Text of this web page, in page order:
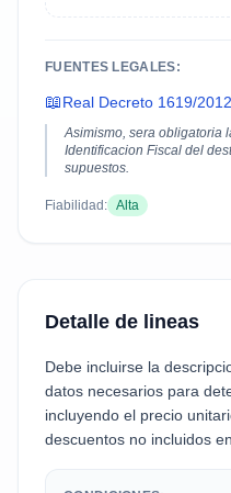
FUENTES LEGALES:
📖Real Decreto 1619/
Asimismo, sera obligatoria
Identificacion Fiscal del
supuestos.
Fiabilidad: Alta
Detalle de lineas
Debe incluirse la
datos necesarios para
incluyendo el precio
descuentos no incluidos